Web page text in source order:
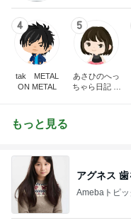
4
tak METAL
ON METAL
5
あさひのへっ
ちゃら日記 氷
もっと見る
アグネス
Amebaトピッ